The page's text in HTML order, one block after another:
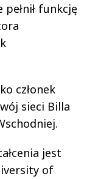
funkcję
członek
sieci Billa
jest
of